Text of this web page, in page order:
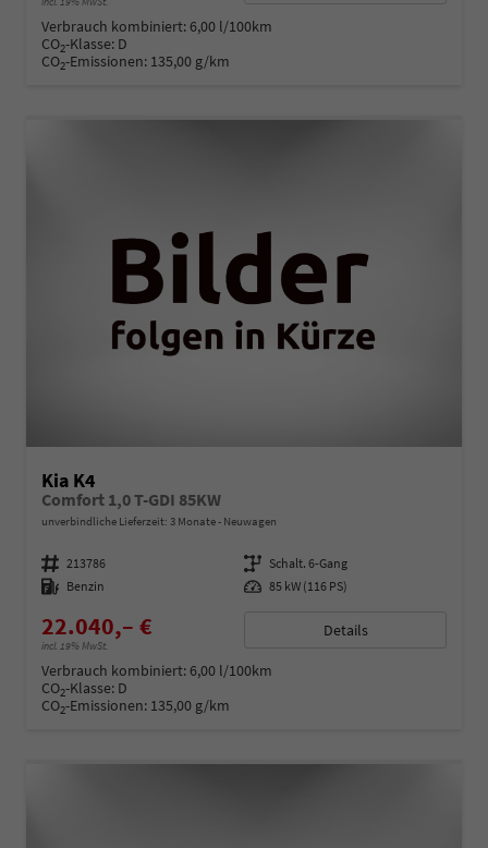
Verbrauch kombiniert:6,00 l/100km
CO2-Klasse: D
CO2-Emissionen: 135,00 g/km
Kia K4
Comfort 1,0 T-GDI 85KW
unverbindliche Lieferzeit: 3 Monate Neuwagen
Fahrzeugnummer 213786 Getriebe Schalt. 6-Gang
Kraftstoff Benzin Leistung 85 kW (116 PS)
22.040,– €
incl. 19% MwSt.
Details
Verbrauch kombiniert:6,00 l/100km
CO2-Klasse: D
CO2-Emissionen: 135,00 g/km